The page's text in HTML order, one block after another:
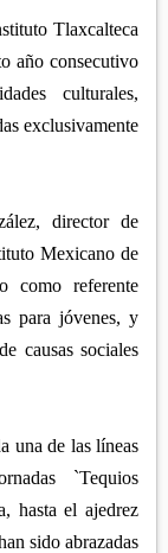
Tlaxcalteca
año consecutivo
culturales,
exclusivamente
director de
Mexicano de
como referente
para jóvenes, y
causas sociales
una de las líneas
`Tequios
hasta el ajedrez
sido abrazadas